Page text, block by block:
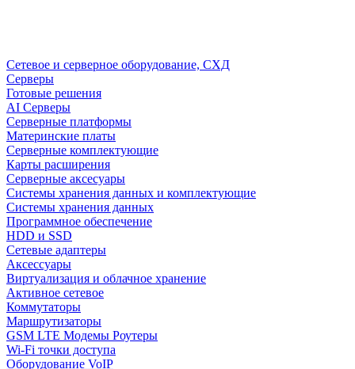
Сетевое и серверное оборудование, СХД
Cерверы
Готовые решения
AI Серверы
Серверные платформы
Материнские платы
Серверные комплектующие
Карты расширения
Серверные аксесуары
Системы хранения данных и комплектующие
Системы хранения данных
Программное обеспечение
HDD и SSD
Сетевые адаптеры
Аксессуары
Виртуализация и облачное хранение
Активное сетевое
Коммутаторы
Маршрутизаторы
GSM LTE Модемы Роутеры
Wi-Fi точки доступа
Оборудование VoIP